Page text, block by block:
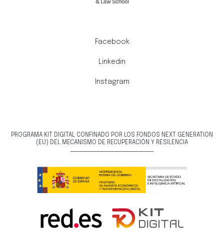
Facebook
Linkedin
Instagram
PROGRAMA KIT DIGITAL CONFINADO POR LOS FONDOS NEXT GENERATION
(EU) DEL MECANISMO DE RECUPERACIÓN Y RESILENCIA